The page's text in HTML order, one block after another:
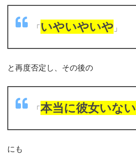
「いやいやいや 」
と再度否定し、その後の
「本当に彼女いな
にも